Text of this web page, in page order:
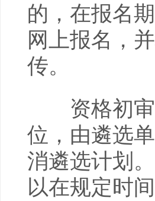
的，在报名
网上报名，
传。
资格初审
位，由遴选
消遴选计划
以在规定时